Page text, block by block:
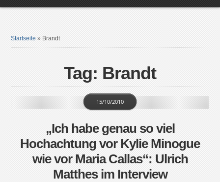
Startseite » Brandt
Tag: Brandt
„Ich habe genau so viel
Hochachtung vor Kylie Minogue
wie vor Maria Callas“: Ulrich
Matthes im Interview
15/10/2010